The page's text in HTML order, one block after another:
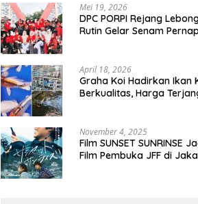
Mei 19, 2026
DPC PORPI Rejang
Rutin Gelar Senam
April 18, 2026
Graha Koi Hadirkan Ikan
Berkualitas, Harga
November 4, 2025
Film SUNSET SUNRINSE
Film Pembuka JFF di